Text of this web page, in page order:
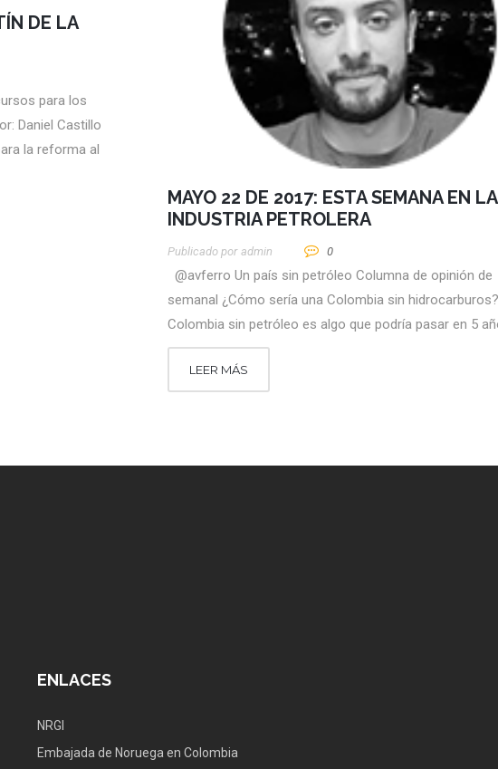
DE LA
para los
Daniel Castillo
la reforma al
MAYO 22 DE 2017: ESTA SEMANA EN LA
INDUSTRIA PETROLERA
Publicado por Admin 0
@avferro Un país sin petróleo Columna de opinión de
semanal ¿Cómo sería una Colombia sin
Colombia sin petróleo es algo que podría pasar en 5
LEER MÁS
ENLACES
NRGI
Embajada de Noruega en Colombia